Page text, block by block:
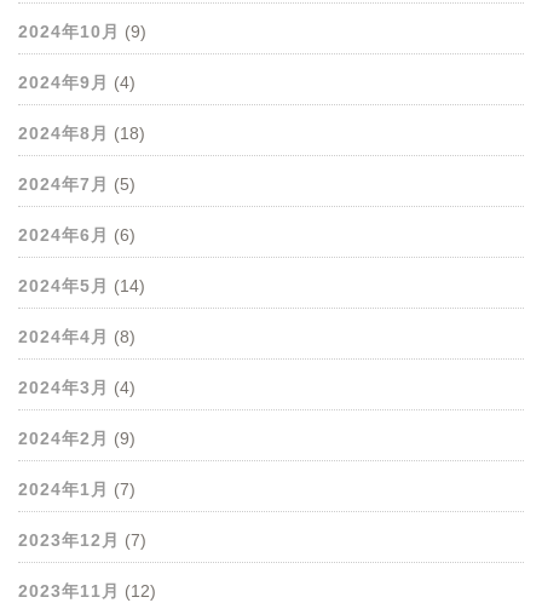
2024年10月 (9)
2024年9月 (4)
2024年8月 (18)
2024年7月 (5)
2024年6月 (6)
2024年5月 (14)
2024年4月 (8)
2024年3月 (4)
2024年2月 (9)
2024年1月 (7)
2023年12月 (7)
2023年11月 (12)